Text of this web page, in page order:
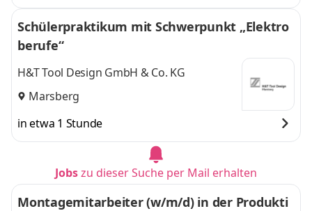
Schülerpraktikum mit Schwerpunkt „Elektro
berufe“
H&T Tool Design GmbH & Co. KG
Marsberg
in etwa 1 Stunde
Jobszu dieser Suche per Mail erhalten
Montagemitarbeiter (w/m/d) in der Produkti